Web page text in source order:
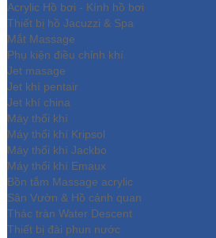
Acrylic Hồ bơi - Kính hồ bơi
Thiết bị hồ Jacuzzi & Spa
Mắt Massage
Phụ kiện điều chỉnh khí
Jet masage
Jet khí pentair
Jet khí china
Máy thổi khí
Máy thổi khí Kripsol
Máy thổi khí Jackbo
Máy thổi khí Emaux
Bồn tắm Massage acrylic
Sân Vườn & Hồ cảnh quan
Thác tràn Water Descent
Thiết bị đài phun nước